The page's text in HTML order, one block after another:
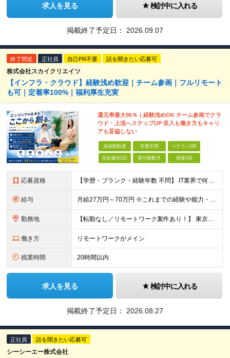
求人を見る 検討中に入れる
掲載終了予定日： 2026.09.07
終了間近 正社員 自己PR不要 話を聞きたい応募可
株式会社スカイクリエイツ
【インフラ・クラウド】経験浅め歓迎｜チーム参画｜フルリモート
も可｜定着率100%｜福利厚生充実
還元率最大96％｜経験浅めOK チーム参画でクラ
ウド・上流へステップUP 収入も働き方もキャリ
アも妥協しない
未経験歓迎 学歴不問 ベテランOK
完全週休2日 賞与複数月 面接1回
応募資格 【学歴・ブランク・経験年数 不問】 IT業界で何かしらの実務経験をお持ちの方 インフラ、クラウド、開発、運用保守、テクニカルサポート、社内SEなど、経験領域は問いません。 ＼こんな方を歓迎します／
給与 月給27万円～70万円 ※これまでの経験や能力・希望年収を考慮し決定します。「選べる給与形態」制度で給与と賞与のバランスを選ん でいただけます！ ※上記金額には固定残業代（30時間分／4万1738円～
勤務地 【転勤なし／リモートワーク案件あり！】 東京都内、神奈川、千葉、埼玉の各プロジェクト先での勤務 ※会社への定期的な出社義務はなく、帰社日も設定されていません。 ※プロジェクト先への直行直帰が可能です。
働き方 リモートワークがメイン
残業時間 20時間以内
求人を見る 検討中に入れる
掲載終了予定日： 2026.08.27
正社員 話を聞きたい応募可
シーシーエー株式会社